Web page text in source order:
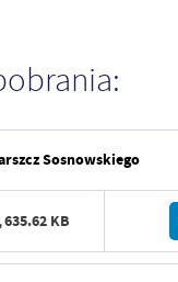
Sosnowskiego
635.62 KB